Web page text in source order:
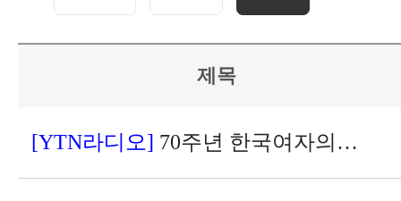
제목
[YTN라디오] 70주년 한국여자의사회 박혜영 부회장"선배들 덕에 성장했듯, 우리도 후배들에게"